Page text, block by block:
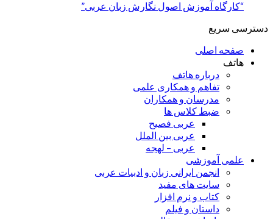
“کارگاه آموزش اصول نگارش زبان عربی”
دسترسی سریع
صفحه اصلی
هاتف
درباره هاتف
تفاهم و همکاری علمی
مدرسان و همکاران
ضبط کلاس ها
عربی فصیح
عربی بین الملل
عربی – لهجه
علمی آموزشی
انجمن ایرانی زبان و ادبیات عربی
سایت های مفید
کتاب و نرم افزار
داستان و فیلم